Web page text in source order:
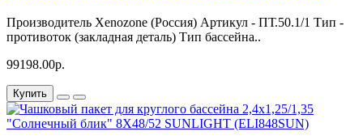
Производитель Xenozone (Россия) Артикул - ПТ.50.1/1 Тип -
противоток (закладная деталь) Тип бассейна..
99198.00р.
Купить